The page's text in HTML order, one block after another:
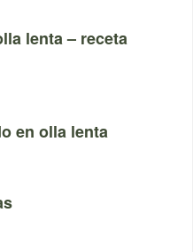
lenta – receta
en olla lenta